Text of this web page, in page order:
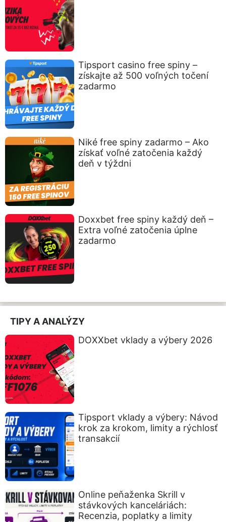
Tipsport casino free spiny –
získajte až 500 voľných točení
zadarmo
Niké free spiny zadarmo – Ako
získať voľné zatočenia každý
deň v týždni
Doxxbet free spiny každý deň –
Extra voľné zatočenia úplne
zadarmo
TIPY A ANALÝZY
DOXXbet vklady a výbery 2026
Tipsport vklady a výbery: Návod
krok za krokom, limity a rýchlosť
transakcií
Online peňaženka Skrill v
stávkových kanceláriách:
Recenzia, poplatky a limity